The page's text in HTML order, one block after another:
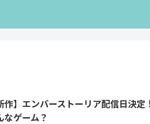
作】エンバーストーリア配信日決定
なゲーム？